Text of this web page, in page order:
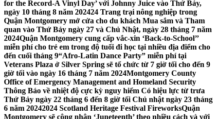
for the Record-A Vinyl Day’ với Johnny Juice vào Thứ Bảy,
ngày 10 tháng 8 năm 202424 Trang trại nông nghiệp trong
Quận Montgomery mở cửa cho du khách Mua sắm và Tham
quan vào Thứ Bảy ngày 27 và Chủ Nhật, ngày 28 tháng 7 năm
2024Quận Montgomery cung cấp vắc-xin ‘Back-to-School’’
miễn phí cho trẻ em trong độ tuổi đi học tại nhiều địa điểm cho
đến cuối tháng 9“Afro-Latin Dance Party” miễn phí tại
Veterans Plaza ở Silver Spring sẽ tổ chức từ 7 giờ tối cho đến 9
giờ tối vào ngày 16 tháng 7 năm 2024Montgomery County
Office of Emergency Management and Homeland Security
Thông Báo về nhiệt độ cực kỳ nguy hiểm Có hiệu lực từ trưa
Thứ Bảy ngày 22 tháng 6 đến 8 giờ tối Chủ nhật ngày 23 tháng
6 năm 20242024 Scotland Heritage Festival FireworksQuận
Montgomery sẽ công nhận ‘Juneteenth’ theo nhiều cách và với